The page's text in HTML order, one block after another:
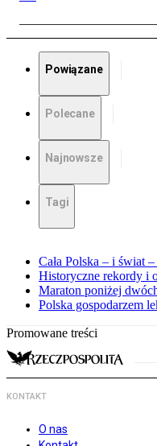
Powiązane
Polecane
Najnowsze
Tagi
Cała Polska – i świat
Historyczne rekordy i
Maraton poniżej
Polska gospodarzem
Promowane treści
KONTAKT
O nas